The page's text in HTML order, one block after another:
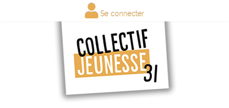
Se connecter